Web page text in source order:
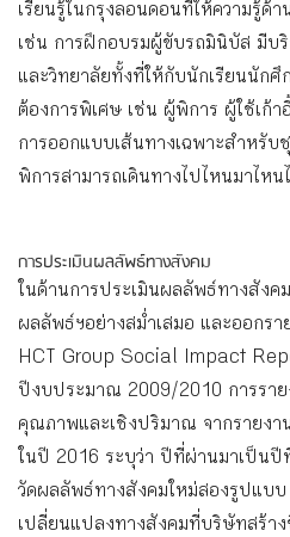
เรียนรู้ในกรุงลอนดอนที่ให้ความรู้ด้
เช่น การฝึกอบรมผู้ขับรถมินิบัส มีบริ
และวิทยาลัยทั้งที่ให้กับนักเรียนนัก
ต้องการพิเศษ เช่น ผู้พิการ ผู้ใช้เก้า
การออกแบบเส้นทางเฉพาะสำหรั
พิการสามารถเดินทางไปไหนมาไหน
การประเมินผลลัพธ์ทางสังคม
ในด้านการประเมินผลลัพธ์ทางสัง
ผลลัพธ์ฯอย่างสม่ำเสมอ และออกร
HCT Group Social Impact
ปีงบประมาณ 2009/2010 การราย
คุณภาพและเชิงปริมาณ จากรายง
ในปี 2016 ระบุว่า ปีที่ผ่านมาเป็นปี
วัดผลลัพธ์ทางสังคมใหม่สองรูปแบบ
เปลี่ยนแปลงทางสังคมที่บริษัทสร้า